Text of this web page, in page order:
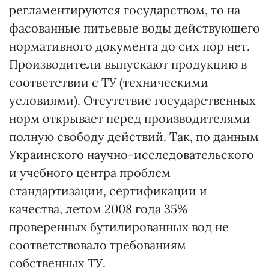
регламентируются государством, то на
фасованные питьевые воды действующего
нормативного документа до сих пор нет.
Производители выпускают продукцию в
соответствии с ТУ (техническими
условиями). Отсутствие государственных
норм открывает перед производителями
полную свободу действий. Так, по данным
Украинского научно-исследовательского
и учебного центра проблем
стандартизации, сертификации и
качества, летом 2008 года 35%
проверенных бутилированных вод не
соответствовало требованиям
собственных ТУ.